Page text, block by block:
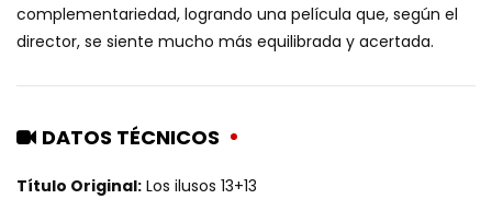
complementariedad, logrando una película que, según el
director, se siente mucho más equilibrada y acertada.
DATOS TÉCNICOS
Título Original: Los ilusos 13+13